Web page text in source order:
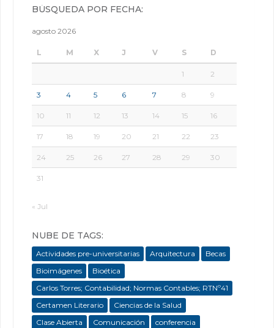
BÚSQUEDA POR FECHA:
agosto 2026
L M X J V S D
1 2
3 4 5 6 7 8 9
10 11 12 13 14 15 16
17 18 19 20 21 22 23
24 25 26 27 28 29 30
31
« Jul
NUBE DE TAGS:
Actividades pre-universitarias Arquitectura
Becas
Bioimágenes
Bioética
Carlos Torres; Contabilidad; Normas Contables; RTNº41
Certamen Literario
Ciencias de la Salud
Clase Abierta
Comunicación
conferencia